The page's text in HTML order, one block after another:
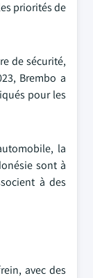
priorités de
de sécurité,
Brembo a
pour les
la
sont à
à des
avec des